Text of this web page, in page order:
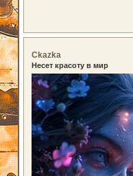
Ckazka
Несет красоту в мир